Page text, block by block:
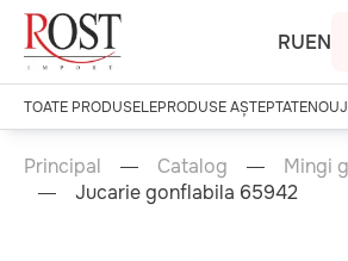
RUEN
TOATE PRODUSELEPRODUSE AȘTEPTATENOU
Principal Catalog
Mingi
Jucarie gonflabila 65942